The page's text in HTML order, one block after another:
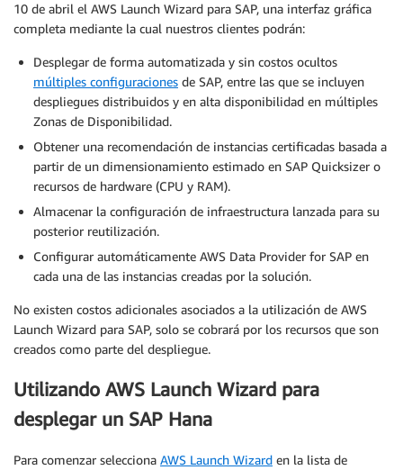
10 de abril el AWS Launch Wizard para SAP, una interfaz gráfica
completa mediante la cual nuestros clientes podrán:
Desplegar de forma automatizada y sin costos ocultos
múltiples configuraciones de SAP, entre las que se incluyen
despliegues distribuidos y en alta disponibilidad en múltiples
Zonas de Disponibilidad.
Obtener una recomendación de instancias certificadas basada a
partir de un dimensionamiento estimado en SAP Quicksizer o
recursos de hardware (CPU y RAM).
Almacenar la configuración de infraestructura lanzada para su
posterior reutilización.
Configurar automáticamente AWS Data Provider for SAP en
cada una de las instancias creadas por la solución.
No existen costos adicionales asociados a la utilización de AWS
Launch Wizard para SAP, solo se cobrará por los recursos que son
creados como parte del despliegue.
Utilizando AWS Launch Wizard para
desplegar un SAP Hana
Para comenzar selecciona AWS Launch Wizard en la lista de